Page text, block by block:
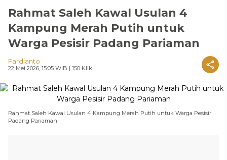
Rahmat Saleh Kawal Usulan 4
Kampung Merah Putih untuk
Warga Pesisir Padang Pariaman
Fardianto
22 Mei 2026, 15:05 WIB | 150 Klik
Rahmat Saleh Kawal Usulan 4 Kampung Merah Putih untuk Warga Pesisir
Padang Pariaman